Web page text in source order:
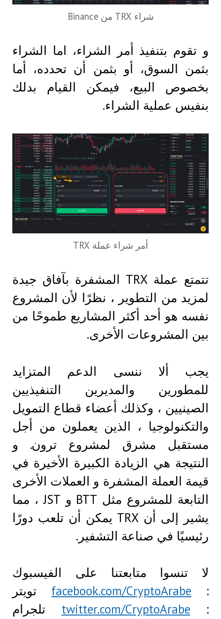
شراء TRX من Binance
و تقوم بتنفيذ أمر الشراء، اما الشراء
بثمن السوق، أو بثمن أن تحدده، أما
بخصوص البيع، فيمكن القيام بدلك
بنفيس عملية الشراء.
أمر شراء عملة TRX
تتمتع عملة TRX المشفرة بآفاق جيدة
لمزيد من التطوير ، نظرًا لأن المشروع
نفسه هو أحد أكثر المشاريع طموحًا من
بين المشروعات الأخرى.
يجب ألا ننسى الدعم المتزايد
للمطورين والمديرين التنفيذيين
الصينيين ، وكذلك أعضاء قطاع التمويل
والتكنولوجيا ، الذين يعملون من أجل
مستقبل مشرق لمشروع ترون. و
النتيجة هي الزيادة الكبيرة الأخيرة في
قيمة العملة المشفرة و العملات الأخرى
التابعة للمشروع مثل BTT و JST ، مما
يشير إلى أن TRX يمكن أن تلعب دورًا
رئيسيًا في صناعة التشفير.
لا تنسوا متابعتنا على الفيسبوك
:
facebook.com/CryptoArabe تويتر
:
twitter.com/CryptoArabe تلجرام